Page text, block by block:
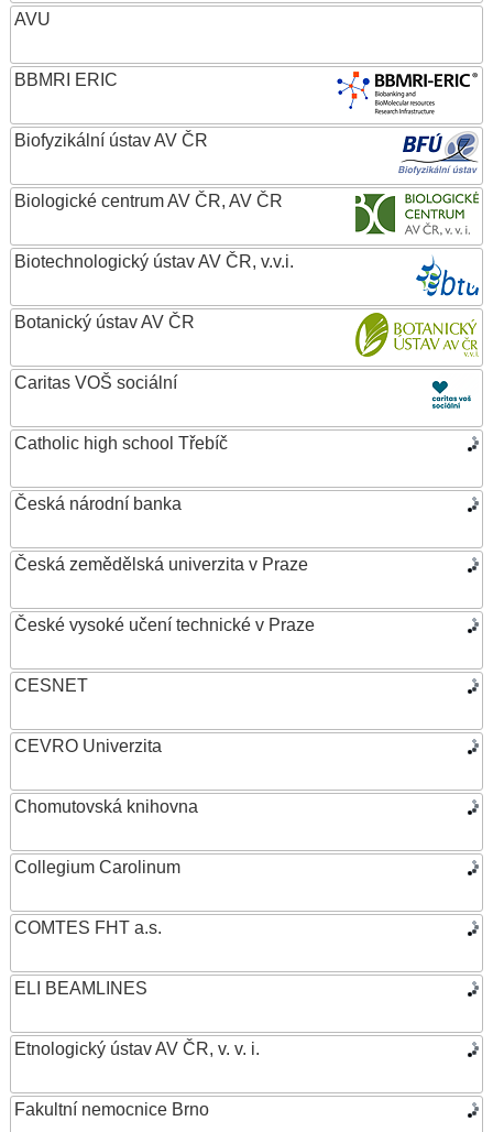
AVU
BBMRI ERIC
Biofyzikální ústav AV ČR
Biologické centrum AV ČR, AV ČR
Biotechnologický ústav AV ČR, v.v.i.
Botanický ústav AV ČR
Caritas VOŠ sociální
Catholic high school Třebíč
Česká národní banka
Česká zemědělská univerzita v Praze
České vysoké učení technické v Praze
CESNET
CEVRO Univerzita
Chomutovská knihovna
Collegium Carolinum
COMTES FHT a.s.
ELI BEAMLINES
Etnologický ústav AV ČR, v. v. i.
Fakultní nemocnice Brno